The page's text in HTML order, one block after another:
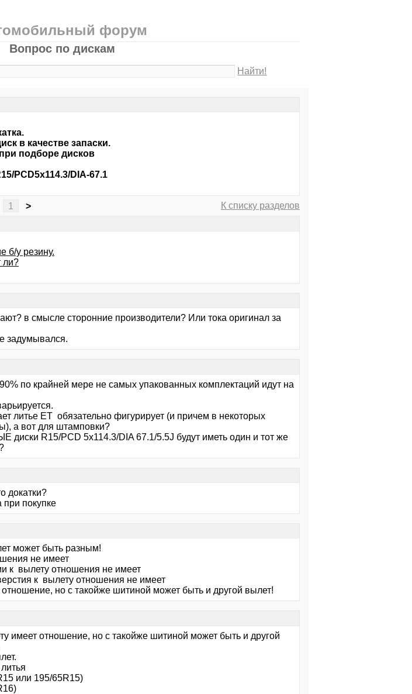
форум
Вопрос по дискам
Найти!
в качестве запаски.
подборе дисков
PCD5x114.3/DIA-67.1
1 >
К списку разделов
б/у резину.
ли?
в смысле сторонние производители? Или тока оригинал за
задумывался.
по крайней мере не самых упакованных комплектаций идут на
литье ЕТ обязательно фигурирует (и причем в некоторых
а вот для штамповки?
R15/PCD 5x114.3/DIA 67.1/5.5J будут иметь один и тот же
докатки?
при покупке
может быть разным!
не имеет
к вылету отношения не имеет
к вылету отношения не имеет
но с такойже шитиной может быть и другой вылет!
имеет отношение, но с такойже шитиной может быть и другой
или 195/65R15)